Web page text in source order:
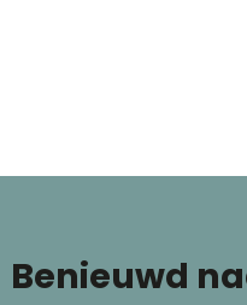
Benieuwd